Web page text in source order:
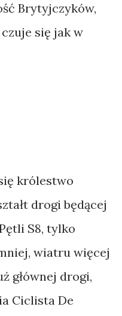
Brytyjczyków,
się jak w
królestwo
drogi będącej
S8, tylko
wiatru więcej
głównej drogi,
Ciclista De